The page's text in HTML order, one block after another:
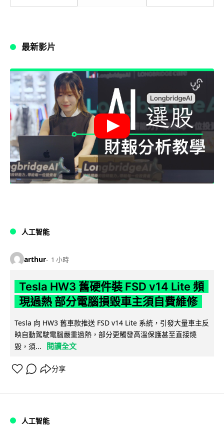
最新影片
人工智能
arthur 1 小時
Tesla HW3 舊硬件裝 FSD v14 Lite 頻
現過熱 部分電腦損毀車主須自費維修
Tesla 向 HW3 舊車款推送 FSD v14 Lite 系統，引發大量車主反
映自動駕駛電腦嚴重過熱，部分更觸發高溫保護甚至直接燒
毀，須...
閱讀全文
分享
人工智能